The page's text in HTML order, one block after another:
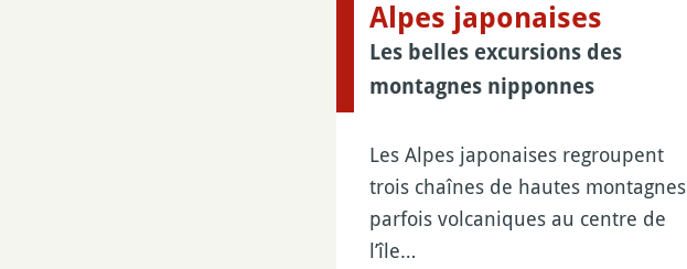
Alpes japonaises
Les belles excursions des
montagnes nipponnes
Les Alpes japonaises regroupent
trois chaînes de hautes montagnes
parfois volcaniques au centre de
l’île…